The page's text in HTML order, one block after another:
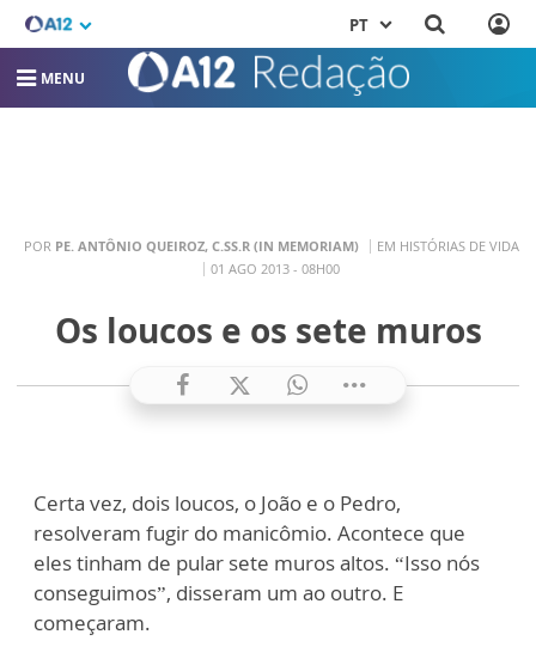
PT
MENU
POR PE. ANTÔNIO QUEIROZ, C.SS.R (IN MEMORIAM)
EM HISTÓRIAS DE VIDA
01 AGO 2013 - 08H00
Os loucos e os sete muros
Certa vez, dois loucos, o João e o Pedro,
resolveram fugir do manicômio. Acontece que
eles tinham de pular sete muros altos. “Isso nós
conseguimos”, disseram um ao outro. E
começaram.